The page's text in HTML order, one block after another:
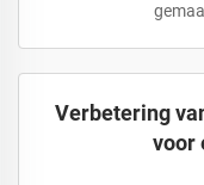
Verbetering
voor